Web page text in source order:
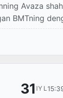
Avaza
BMTning
31 IYL